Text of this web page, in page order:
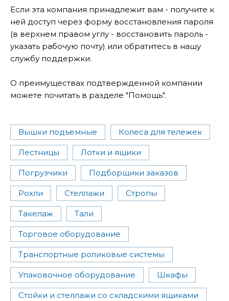
Если эта компания принадлежит вам - получите к
ней доступ через форму восстановления пароля
(в верхнем правом углу - восстановить пароль -
указать рабочую почту) или обратитесь в нашу
службу поддержки.
О преимуществах подтвержденной компании
можете почитать в разделе "Помощь".
Вышки подъемные Колеса для тележек
Лестницы Лотки и ящики
Погрузчики Подборщики заказов
Рохли Стеллажи Стропы
Такелаж Тали
Торговое оборудование
Транспортные роликовые системы
Упаковочное оборудование Шкафы
Стойки и стеллажи со складскими ящиками